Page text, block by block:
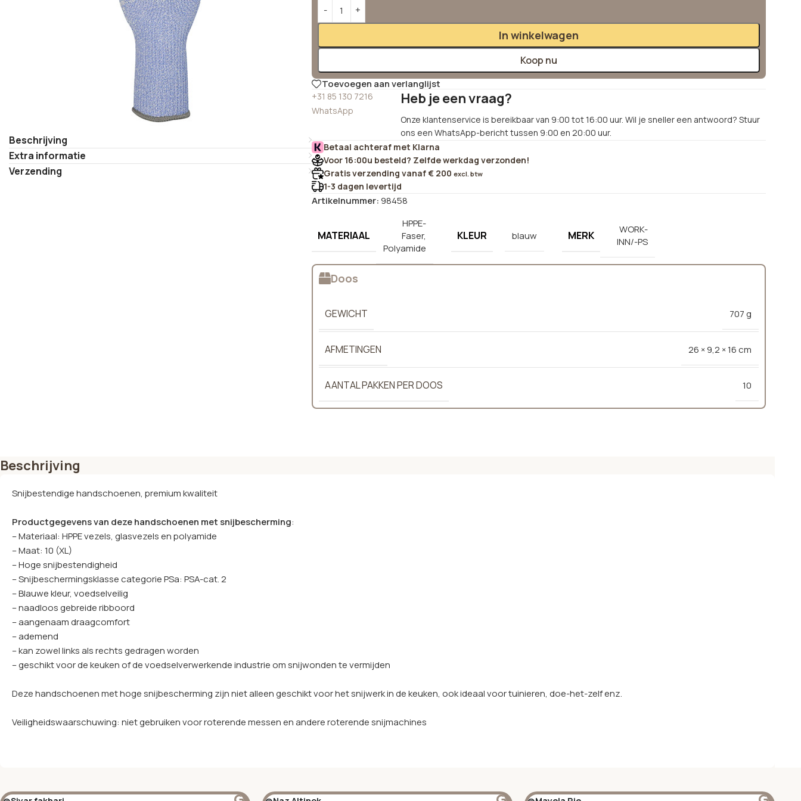
Beschrijving
Extra informatie
Verzending
In winkelwagen
Koop nu
Toevoegen aan verlanglijst
+31 85 130 7216
WhatsApp
Heb je een vraag?
Onze klantenservice is bereikbaar van 9:00 tot 16:00 uur. Wil je sneller een antwoord? Stuur
ons een WhatsApp-bericht tussen 9:00 en 20:00 uur.
Betaal achteraf met Klarna
Voor 16:00u besteld? Zelfde werkdag verzonden!
Gratis verzending vanaf € 200 excl. btw
1-3 dagen levertijd
Artikelnummer: 98458
MATERIAAL
HPPE-
Faser,
Polyamide
KLEUR blauw MERK
WORK-
INN/-PS
Doos
GEWICHT 707 g
AFMETINGEN 26 × 9,2 × 16 cm
AANTAL PAKKEN PER DOOS 10
Beschrijving
Snijbestendige handschoenen, premium kwaliteit
Productgegevens van deze handschoenen met snijbescherming:
– Materiaal: HPPE vezels, glasvezels en polyamide
– Maat: 10 (XL)
– Hoge snijbestendigheid
– Snijbeschermingsklasse categorie PSa: PSA-cat. 2
– Blauwe kleur, voedselveilig
– naadloos gebreide ribboord
– aangenaam draagcomfort
– ademend
– kan zowel links als rechts gedragen worden
– geschikt voor de keuken of de voedselverwerkende industrie om snijwonden te vermijden
Deze handschoenen met hoge snijbescherming zijn niet alleen geschikt voor het snijwerk in de keuken, ook ideaal voor tuinieren, doe-het-zelf enz.
Veiligheidswaarschuwing: niet gebruiken voor roterende messen en andere roterende snijmachines